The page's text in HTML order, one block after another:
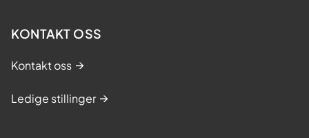
KONTAKT OSS
Kontakt oss
Ledige stillinger